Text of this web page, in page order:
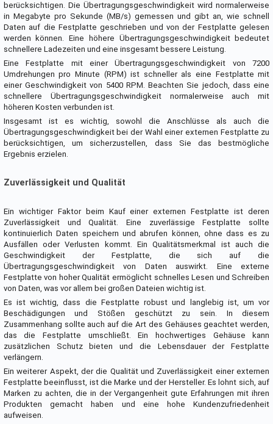
berücksichtigen. Die Übertragungsgeschwindigkeit wird normalerweise
in Megabyte pro Sekunde (MB/s) gemessen und gibt an, wie schnell
Daten auf die Festplatte geschrieben und von der Festplatte gelesen
werden können. Eine höhere Übertragungsgeschwindigkeit bedeutet
schnellere Ladezeiten und eine insgesamt bessere Leistung.
Eine Festplatte mit einer Übertragungsgeschwindigkeit von 7200
Umdrehungen pro Minute (RPM) ist schneller als eine Festplatte mit
einer Geschwindigkeit von 5400 RPM. Beachten Sie jedoch, dass eine
schnellere Übertragungsgeschwindigkeit normalerweise auch mit
höheren Kosten verbunden ist.
Insgesamt ist es wichtig, sowohl die Anschlüsse als auch die
Übertragungsgeschwindigkeit bei der Wahl einer externen Festplatte zu
berücksichtigen, um sicherzustellen, dass Sie das bestmögliche
Ergebnis erzielen.
Zuverlässigkeit und Qualität
Ein wichtiger Faktor beim Kauf einer externen Festplatte ist deren
Zuverlässigkeit und Qualität. Eine zuverlässige Festplatte sollte
kontinuierlich Daten speichern und abrufen können, ohne dass es zu
Ausfällen oder Verlusten kommt. Ein Qualitätsmerkmal ist auch die
Geschwindigkeit der Festplatte, die sich auf die
Übertragungsgeschwindigkeit von Daten auswirkt. Eine externe
Festplatte von hoher Qualität ermöglicht schnelles Lesen und Schreiben
von Daten, was vor allem bei großen Dateien wichtig ist.
Es ist wichtig, dass die Festplatte robust und langlebig ist, um vor
Beschädigungen und Stößen geschützt zu sein. In diesem
Zusammenhang sollte auch auf die Art des Gehäuses geachtet werden,
das die Festplatte umschließt. Ein hochwertiges Gehäuse kann
zusätzlichen Schutz bieten und die Lebensdauer der Festplatte
verlängern.
Ein weiterer Aspekt, der die Qualität und Zuverlässigkeit einer externen
Festplatte beeinflusst, ist die Marke und der Hersteller. Es lohnt sich, auf
Marken zu achten, die in der Vergangenheit gute Erfahrungen mit ihren
Produkten gemacht haben und eine hohe Kundenzufriedenheit
aufweisen.